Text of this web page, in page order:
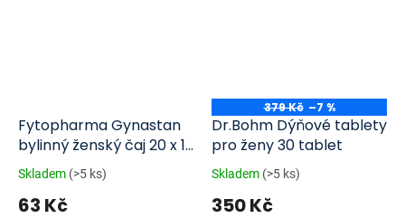
Fytopharma Gynastan
bylinný ženský čaj 20 x 1
g
Skladem (>5 ks)
63 Kč
379 Kč –7 %
Dr.Bohm Dýňové tablety
pro ženy 30 tablet
Skladem (>5 ks)
350 Kč